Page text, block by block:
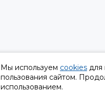
Мы используем cookies для
пользования сайтом.
использованием.